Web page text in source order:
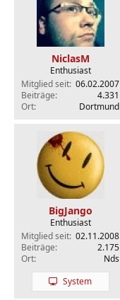
NiclasM
Enthusiast
Mitglied seit 06.02.2007
Beiträge
4.331
Ort
Dortmund
BigJango
Enthusiast
Mitglied seit 02.11.2008
Beiträge
2.175
Ort
Nds
System